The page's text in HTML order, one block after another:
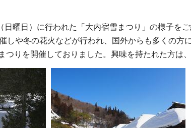
曜日）に行われた「大内宿雪まつり」の様子をご
しや冬の花火などが行われ、国外からも多くの方
つりを開催しておりました。興味を持たれた方は